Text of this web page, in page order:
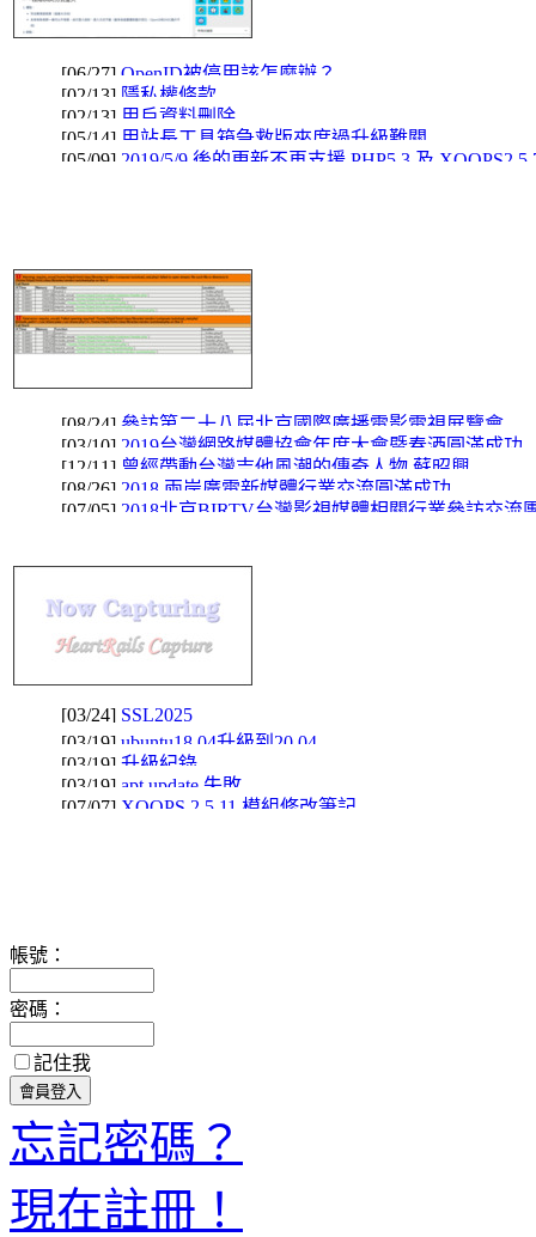
[06/27] OpenID被停用該怎麼辦？
[02/13] 隱私權條款
[02/13] 用戶資料刪除
[05/14] 用站長工具箱急救版來度過升級難關
[05/09] 2019/5/9 後的更新不再支援 PHP5.3 及
[08/24] 參訪第二十八屆北京國際廣播電影電視展覽會
[03/10] 2019台灣網路媒體協會年度大會暨春酒圓滿成功
[12/11] 曾經帶動台灣吉他風潮的傳奇人物 蘇昭興
[08/26] 2018 兩岸廣電新媒體行業交流圓滿成功
[07/05] 2018北京BIRTV台灣影視媒體相關行業參訪交流
[03/24] SSL2025
[03/19] ubuntu18.04升級到20.04
[03/19] 升級紀錄
[03/19] apt update 失敗
[07/07] XOOPS 2.5.11 模組修改筆記
帳號：
密碼：
記住我
忘記密碼？
現在註冊！